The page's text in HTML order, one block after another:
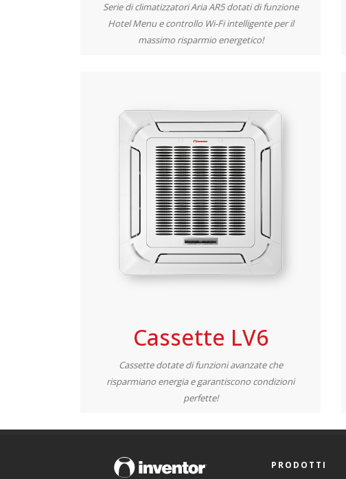
Serie di climatizzatori Aria AR5 dotati di funzione
Hotel Menu e controllo Wi-Fi intelligente per il
massimo risparmio energetico!
Cassette LV6
Cassette dotate di funzioni avanzate che
risparmiano energia e garantiscono condizioni
perfette!
PRODOTTI